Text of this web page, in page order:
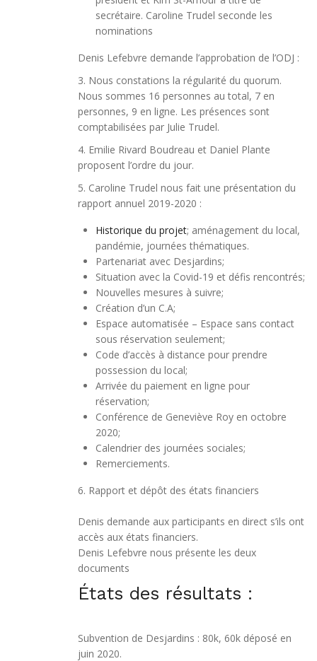
secrétaire. Caroline Trudel seconde les
nominations
Denis Lefebvre demande l’approbation de l’ODJ :
3. Nous constations la régularité du quorum.
Nous sommes 16 personnes au total, 7 en
personnes, 9 en ligne. Les présences sont
comptabilisées par Julie Trudel.
4. Emilie Rivard Boudreau et Daniel Plante
proposent l’ordre du jour.
5. Caroline Trudel nous fait une présentation du
rapport annuel 2019-2020 :
Historique du projet; aménagement du local,
pandémie, journées thématiques.
Partenariat avec Desjardins;
Situation avec la Covid-19 et défis rencontrés;
Nouvelles mesures à suivre;
Création d’un C.A;
Espace automatisée – Espace sans contact
sous réservation seulement;
Code d’accès à distance pour prendre
possession du local;
Arrivée du paiement en ligne pour
réservation;
Conférence de Geneviève Roy en octobre
2020;
Calendrier des journées sociales;
Remerciements.
6. Rapport et dépôt des états financiers
Denis demande aux participants en direct s’ils ont
accès aux états financiers.
Denis Lefebvre nous présente les deux
documents
États des résultats :
Subvention de Desjardins : 80k, 60k déposé en
juin 2020.